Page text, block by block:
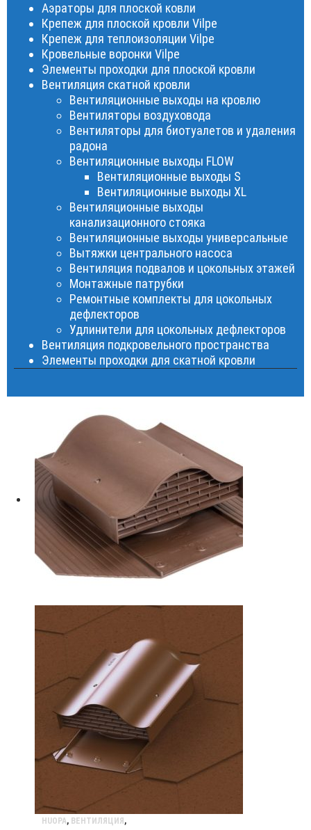
Аэраторы для плоской ковли
Крепеж для плоской кровли Vilpe
Крепеж для теплоизоляции Vilpe
Кровельные воронки Vilpe
Элементы проходки для плоской кровли
Вентиляция скатной кровли
Вентиляционные выходы на кровлю
Вентиляторы воздуховода
Вентиляторы для биотуалетов и удаления
радона
Вентиляционные выходы FLOW
Вентиляционные выходы S
Вентиляционные выходы XL
Вентиляционные выходы
канализационного стояка
Вентиляционные выходы универсальные
Вытяжки центрального насоса
Вентиляция подвалов и цокольных этажей
Монтажные патрубки
Ремонтные комплекты для цокольных
дефлекторов
Удлинители для цокольных дефлекторов
Вентиляция подкровельного пространства
Элементы проходки для скатной кровли
HUOPA, ВЕНТИЛЯЦИЯ ,